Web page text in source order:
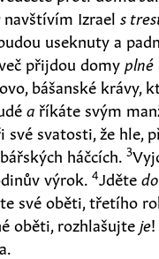
navštívím Izrael s
useknuty a
přijdou domy plné
bášanské krávy,
a říkáte svým
svatosti, že hle,
háčcích.3
výrok.4Jdětedo
své oběti, třetího
oběti, rozhlašujte je